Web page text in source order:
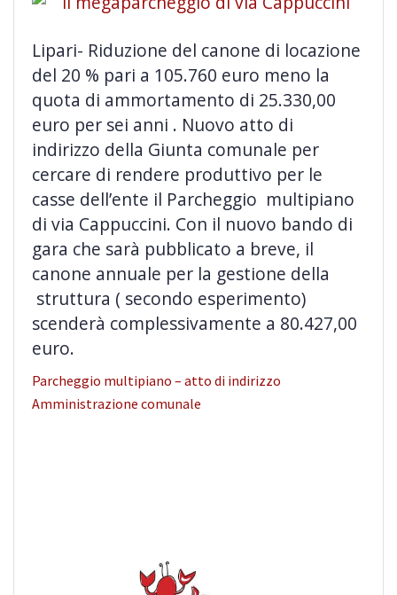
Lipari- Riduzione del canone di locazione
del 20 % pari a 105.760 euro meno la
quota di ammortamento di 25.330,00
euro per sei anni . Nuovo atto di
indirizzo della Giunta comunale per
cercare di rendere produttivo per le
casse dell’ente il Parcheggio multipiano
di via Cappuccini. Con il nuovo bando di
gara che sarà pubblicato a breve, il
canone annuale per la gestione della
struttura ( secondo esperimento)
scenderà complessivamente a 80.427,00
euro.
Parcheggio multipiano – atto di indirizzo
Amministrazione comunale